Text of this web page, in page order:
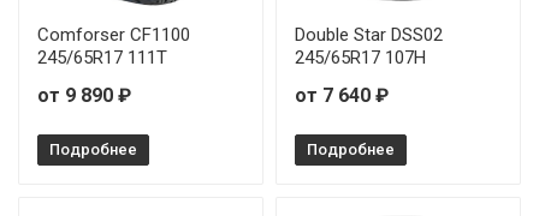
Comforser CF1100
245/65R17 111T
от 9 890 ₽
Подробнее
Double Star DSS02
245/65R17 107H
от 7 640 ₽
Подробнее